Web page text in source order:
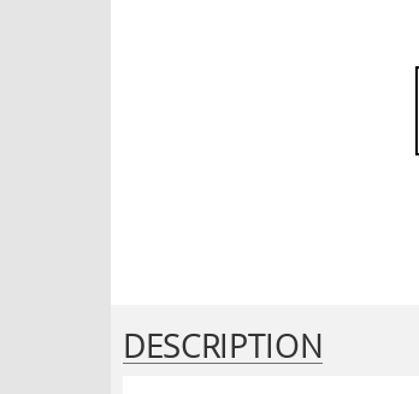
DESCRIPTION